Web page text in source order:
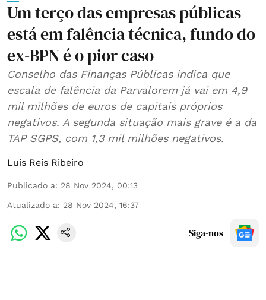
Um terço das empresas públicas
está em falência técnica, fundo do
ex-BPN é o pior caso
Conselho das Finanças Públicas indica que
escala de falência da Parvalorem já vai em 4,9
mil milhões de euros de capitais próprios
negativos. A segunda situação mais grave é a da
TAP SGPS, com 1,3 mil milhões negativos.
Luís Reis Ribeiro
Publicado a: 28 Nov 2024, 00:13
Atualizado a: 28 Nov 2024, 16:37
Siga-nos